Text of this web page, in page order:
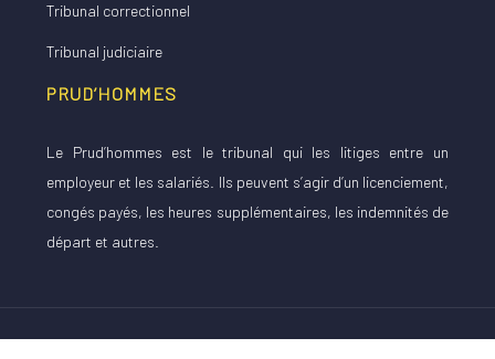
Tribunal correctionnel
Tribunal judiciaire
PRUD’HOMMES
Le Prud’hommes est le tribunal qui les litiges entre un
employeur et les salariés. Ils peuvent s’agir d’un licenciement,
congés payés, les heures supplémentaires, les indemnités de
départ et autres.